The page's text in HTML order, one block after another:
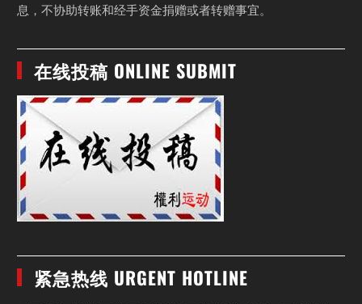
息，不协助转账和经手资金捐赠或者转赠事宜。
在线投稿 ONLINE SUBMIT
紧急热线 URGENT HOTLINE